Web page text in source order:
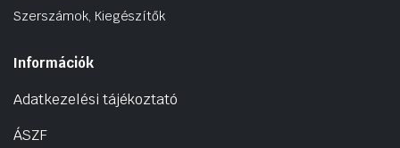
Szerszámok, Kiegészítők
Információk
Adatkezelési tájékoztató
ÁSZF